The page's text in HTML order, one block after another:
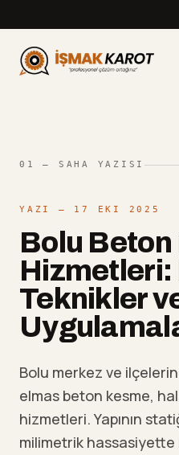
01 — SAHA YAZISI
YAZI — 17 EKI 2025
Bolu Beton
Hizmetleri:
Teknikler
Bolu merkez ve
elmas beton kesme,
hizmetleri. Yapının
milimetrik